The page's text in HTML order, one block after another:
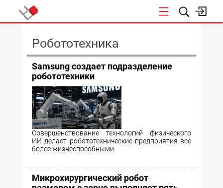
Робототехника
Samsung создает подразделение
робототехники
Совершенствование технологий физического
ИИ делает робототехнические предприятия все
более жизнеспособными.
Микрохирургический робот